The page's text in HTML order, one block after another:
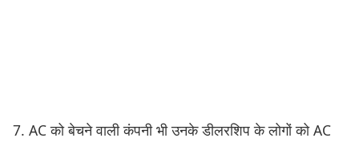
7. AC को बेचने वाली कंपनी भी उनके डीलरशिप के लोगों को AC